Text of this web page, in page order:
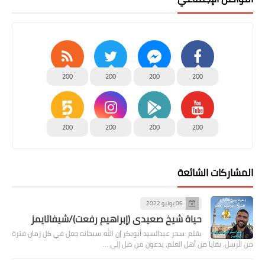
200
200
200
200
200
200
200
200
المشاركات الشائعة
06 يونيو 2022
حياة شيخ صعيدى (إبراهيم رفعت)/شيفاتايمز
بقلم :سحر عبدالسيد أبوبكر إن الله سبحانه جعل في كل زمان فترة
من الرسل، بقايا من أهل العلم، يدعون من ضل إلى …